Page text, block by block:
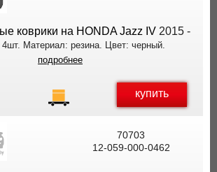
коврики на HONDA Jazz IV2015 -
4шт. Материал: резина. Цвет: черный.
подробнее
купить
70703
12-059-000-0462